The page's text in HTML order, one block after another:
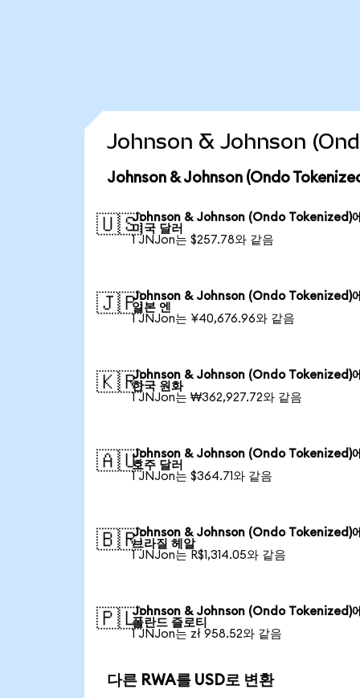
Johnson & Johnson (Ondo
Johnson & Johnson (Ondo
🇺🇸Johnson & Johnson (Ondo Tokenized)
미국 달러
1 JNJon는 $257.78와 같음
🇯🇵Johnson & Johnson (Ondo Tokenized)
일본 엔
1 JNJon는 ¥40,676.96와 같음
🇰🇷Johnson & Johnson (Ondo Tokenized)
한국 원화
1 JNJon는 ₩362,927.72와 같음
🇦🇺Johnson & Johnson (Ondo Tokenized)
호주 달러
1 JNJon는 $364.71와 같음
🇧🇷Johnson & Johnson (Ondo Tokenized)
브라질 헤알
1 JNJon는 R$1,314.05와 같음
🇵🇱Johnson & Johnson (Ondo Tokenized)
폴란드 즐로티
1 JNJon는 zł 958.52와 같음
다른 RWA를 USD로 변환